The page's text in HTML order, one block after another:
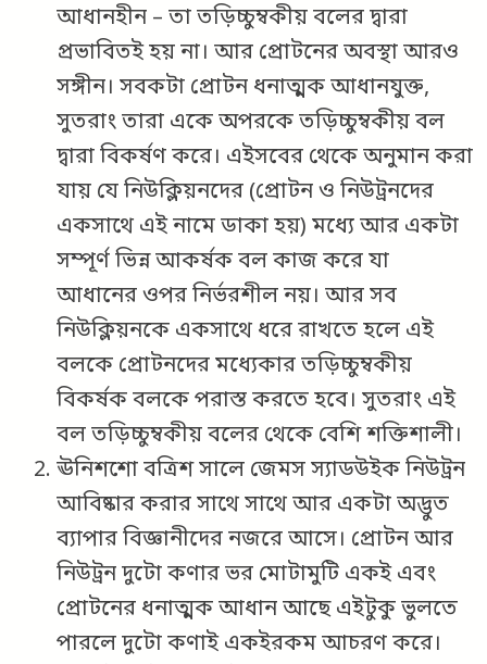
আধানহীন – তা তড়িচ্চুম্বকীয় বলের দ্বারা
প্রভাবিতই হয় না। আর প্রোটনের অবস্থা আরও
সঙ্গীন। সবকটা প্রোটন ধনাত্মক আধানযুক্ত,
সুতরাং তারা একে অপরকে তড়িচ্চুম্বকীয় বল
দ্বারা বিকর্ষণ করে। এইসবের থেকে অনুমান করা
যায় যে নিউক্লিয়নদের (প্রোটন ও নিউট্রনদের
একসাথে এই নামে ডাকা হয়) মধ্যে আর একটা
সম্পূর্ণ ভিন্ন আকর্ষক বল কাজ করে যা
আধানের ওপর নির্ভরশীল নয়। আর সব
নিউক্লিয়নকে একসাথে ধরে রাখতে হলে এই
বলকে প্রোটনদের মধ্যেকার তড়িচ্চুম্বকীয়
বিকর্ষক বলকে পরাস্ত করতে হবে। সুতরাং এই
বল তড়িচ্চুম্বকীয় বলের থেকে বেশি শক্তিশালী।
ঊনিশশো বত্রিশ সালে জেমস স্যাডউইক নিউট্রন
আবিষ্কার করার সাথে সাথে আর একটা অদ্ভুত
ব্যাপার বিজ্ঞানীদের নজরে আসে। প্রোটন আর
নিউট্রন দুটো কণার ভর মোটামুটি একই এবং
প্রোটনের ধনাত্মক আধান আছে এইটুকু ভুলতে
পারলে দুটো কণাই একইরকম আচরণ করে।